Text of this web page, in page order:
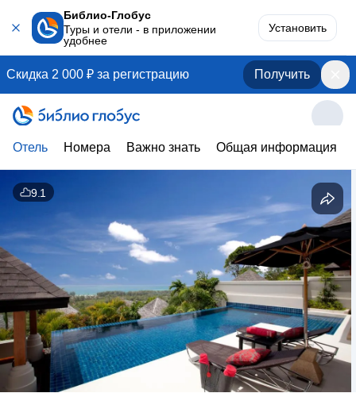
Библио-Глобус
Туры и отели - в приложении
удобнее
Установить
Скидка 2 000 ₽ за регистрацию Получить
Отель Номера Важно знать Общая информация
9.1